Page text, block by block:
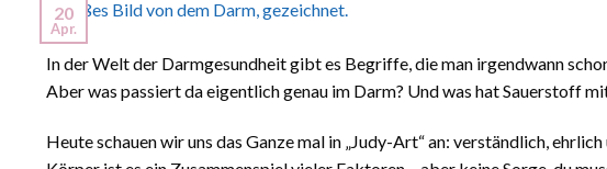
20
Apr.
In der Welt der Darmgesundheit gibt es Begriffe, die man irgendwann
Aber was passiert da eigentlich genau im Darm? Und was hat Sauerstoff
Heute schauen wir uns das Ganze mal in „Judy-Art“ an: verständlich,